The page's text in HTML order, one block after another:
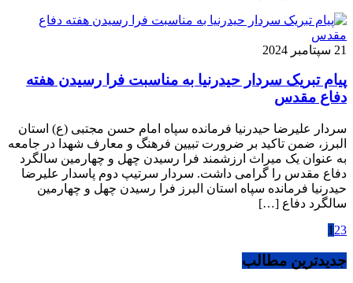
21 سپتامبر 2024
پیام تبریک سردار حیدرنیا به مناسبت فرا رسیدن هفته
دفاع مقدس
سردار علیرضا حیدرنیا فرمانده سپاه امام حسن مجتبی (ع) استان
البرز، ضمن تاکید بر ضرورت تبیین فرهنگ و معارف شهدا در جامعه
به عنوان یک میراث ارزشمند فرا رسیدن چهل و چهارمین سالگرد
دفاع مقدس را گرامی داشت. سردار سرتیپ دوم پاسدار علیرضا
حیدرنیا فرمانده سپاه استان البرز فرا رسیدن چهل و چهارمین
سالگرد دفاع […]
1 23
جدیدترین مطالب